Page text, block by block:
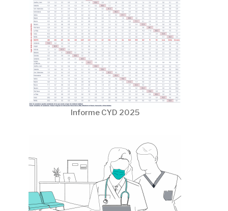
Informe CYD 2025